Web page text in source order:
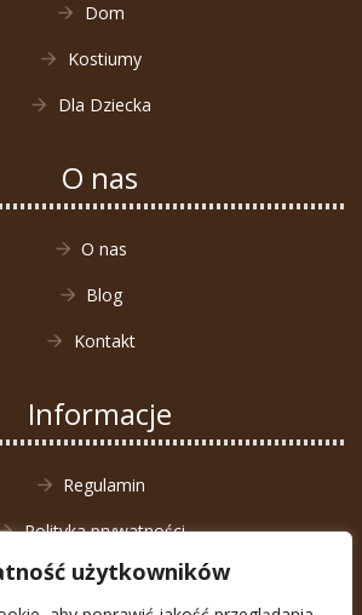
użytkowników
Dom
Kostiumy
Dla Dziecka
O nas
O nas
Blog
Kontakt
Informacje
Regulamin
Polityka prywatności
Zwrot towaru